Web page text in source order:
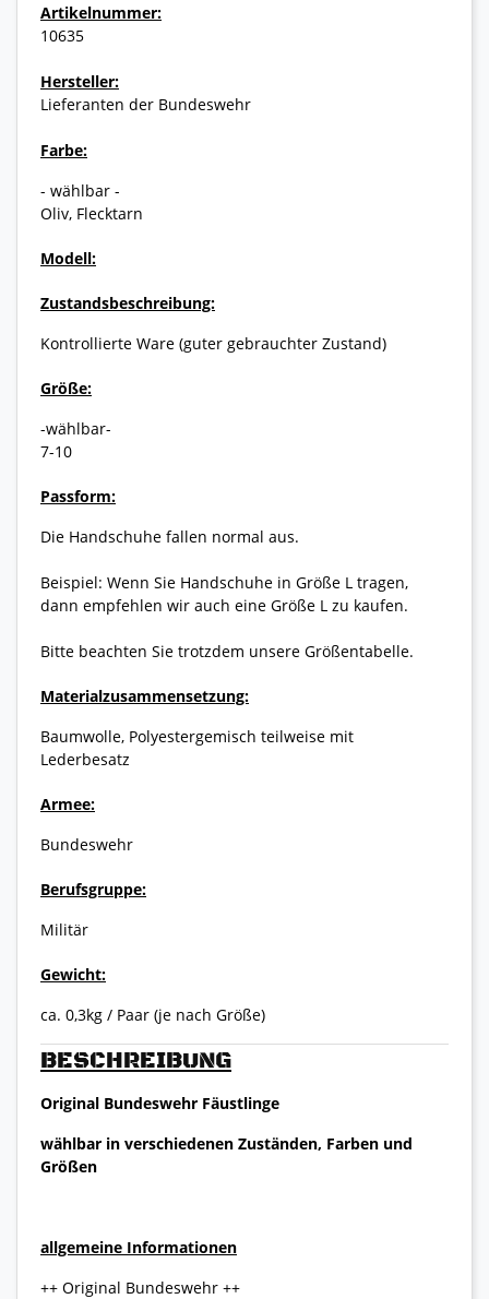
BESCHREIBUNG
Original Bundeswehr Fäustlinge
wählbar in verschiedenen Zuständen, Farben und
Größen
allgemeine Informationen
++ Original Bundeswehr ++
Artikelnummer:
10635
Hersteller:
Lieferanten der Bundeswehr
Farbe:
- wählbar -
Oliv, Flecktarn
Modell:
Zustandsbeschreibung:
Kontrollierte Ware (guter gebrauchter Zustand)
Größe:
-wählbar-
7-10
Passform:
Die Handschuhe fallen normal aus.
Beispiel: Wenn Sie Handschuhe in Größe L tragen,
dann empfehlen wir auch eine Größe L zu kaufen.
Bitte beachten Sie trotzdem unsere Größentabelle.
Materialzusammensetzung:
Baumwolle, Polyestergemisch teilweise mit
Lederbesatz
Armee:
Bundeswehr
Berufsgruppe:
Militär
Gewicht:
ca. 0,3kg / Paar (je nach Größe)